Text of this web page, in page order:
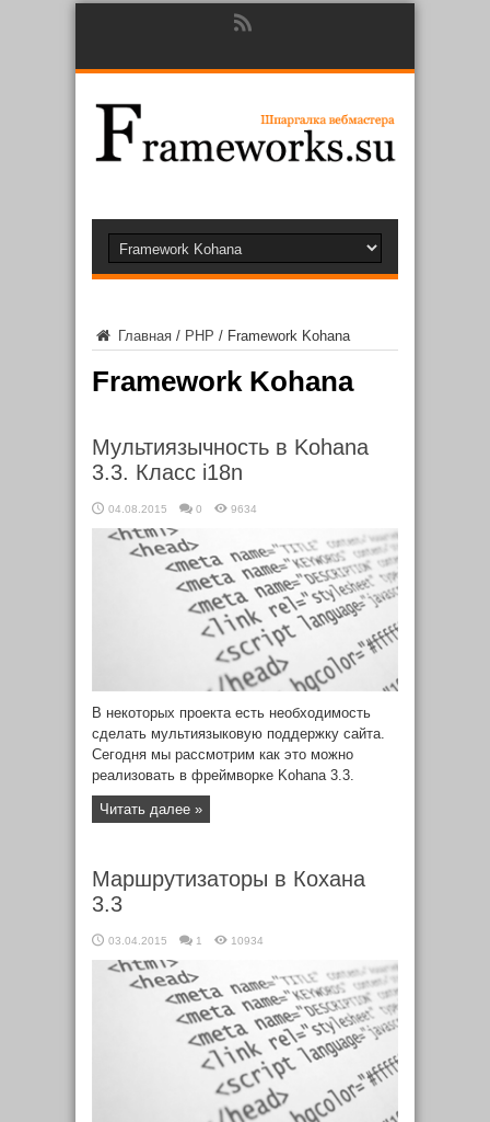
Главная / PHP / Framework Kohana
Framework Kohana
Мультиязычность в Kohana
3.3. Класс i18n
04.08.2015 0 9634
В некоторых проекта есть необходимость
сделать мультиязыковую поддержку сайта.
Сегодня мы рассмотрим как это можно
реализовать в фреймворке Kohana 3.3.
Читать далее »
Маршрутизаторы в Кохана
3.3
03.04.2015 1 10934